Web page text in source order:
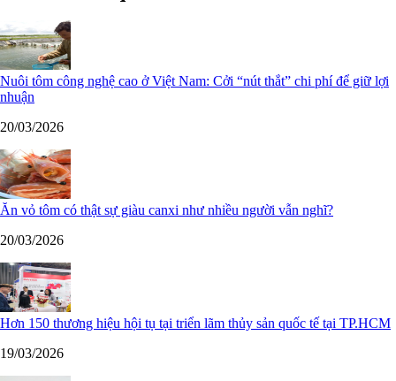
Nuôi tôm công nghệ cao ở Việt Nam: Cởi “nút thắt” chi phí để giữ lợi
nhuận
20/03/2026
Ăn vỏ tôm có thật sự giàu canxi như nhiều người vẫn nghĩ?
20/03/2026
Hơn 150 thương hiệu hội tụ tại triển lãm thủy sản quốc tế tại TP.HCM
19/03/2026